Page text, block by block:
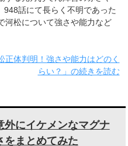
話にて長らく不明であった
河松について強さや能力など
正体判明！強さや能力はどのく
らい？」の続きを読む
外にイケメンなマグナ
をまとめてみた